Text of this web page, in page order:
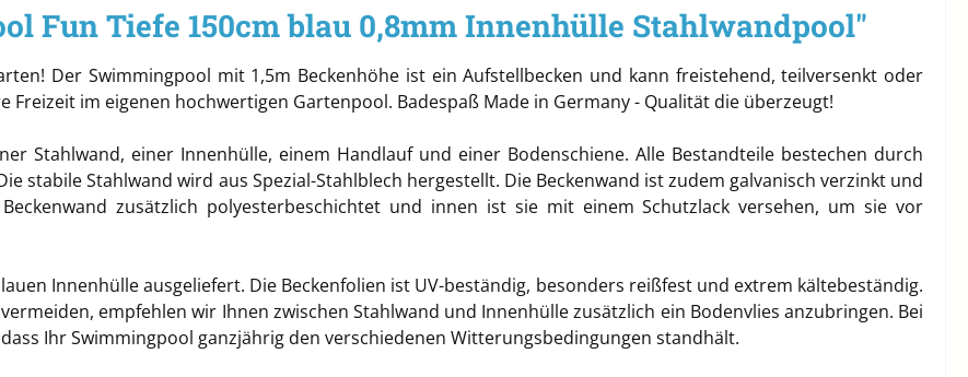
Fun Tiefe 150cm blau 0,8mm Innenhülle Stahlwandpool"
Der Swimmingpool mit 1,5m Beckenhöhe ist ein Aufstellbecken und kann freistehend, teilversenkt oder
im eigenen hochwertigen Gartenpool. Badespaß Made in Germany - Qualität die überzeugt!
Stahlwand, einer Innenhülle, einem Handlauf und einer Bodenschiene. Alle Bestandteile bestechen durch
stabile Stahlwand wird aus Spezial-Stahlblech hergestellt. Die Beckenwand ist zudem galvanisch verzinkt und
zusätzlich polyesterbeschichtet und innen ist sie mit einem Schutzlack versehen, um sie vor
Innenhülle ausgeliefert. Die Beckenfolien ist UV-beständig, besonders reißfest und extrem kältebeständig.
empfehlen wir Ihnen zwischen Stahlwand und Innenhülle zusätzlich ein Bodenvlies anzubringen. Bei
Ihr Swimmingpool ganzjährig den verschiedenen Witterungsbedingungen standhält.